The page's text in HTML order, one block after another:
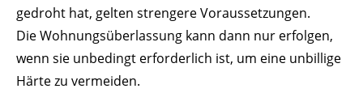
gedroht hat, gelten strengere Voraussetzungen.
Die Wohnungsüberlassung kann dann nur erfolgen,
wenn sie unbedingt erforderlich ist, um eine unbillige
Härte zu vermeiden.